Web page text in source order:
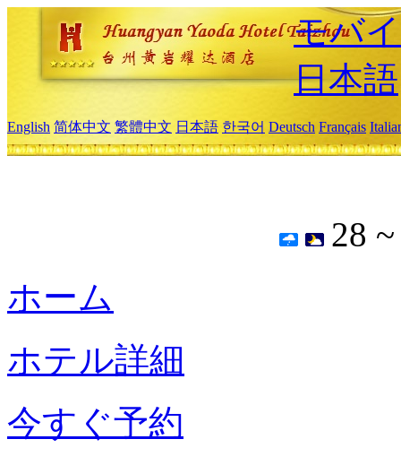
モバ
日本語
English 简体中文 繁體中文 日本語 한국어 Deutsch Français
28
ホーム
ホテル詳細
今すぐ予約